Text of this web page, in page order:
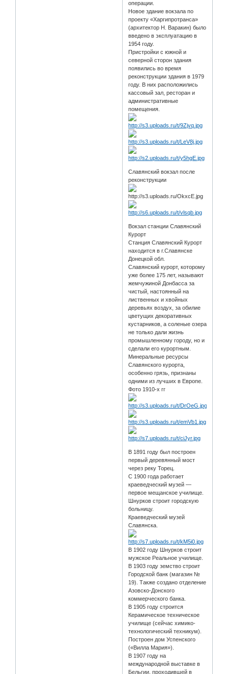
операции.
Новое здание вокзала по
проекту «Харгипротранса»
(архитектор Н. Варакин) было
введено в эксплуатацию в
1954 году.
Пристройки с южной и
северной сторон здания
появились во время
реконструкции здания в 1979
году. В них расположились
кассовый зал, ресторан и
административные
помещения.
Славянский вокзал после
реконструкции
Вокзал станции Славянский
Курорт
Станция Славянский Курорт
находится в г.Славянске
Донецкой обл.
Славянский курорт, которому
уже более 175 лет, называют
жемчужиной Донбасса за
чистый, настоянный на
лиственных и хвойных
деревьях воздух, за обилие
цветущих декоративных
кустарников, а соленые озера
не только дали жизнь
промышленному городу, но и
сделали его курортным.
Минеральные ресурсы
Славянского курорта,
особенно грязь, признаны
одними из лучших в Европе.
Фото 1910-х гг
В 1891 году был построен
первый деревянный мост
через реку Торец.
С 1900 года работает
краеведческий музей —
первое мещанское училище.
Шнурков строит городскую
больницу.
Краеведческий музей
Славянска.
В 1902 году Шнурков строит
мужское Реальное училище.
В 1903 году земство строит
Городской банк (магазин №
19). Также создано отделение
Азовско-Донского
коммерческого банка.
В 1905 году строится
Керамическое техническое
училище (сейчас химико-
технологический техникум).
Построен дом Успенского
(«Вилла Мария»).
В 1907 году на
международной выставке в
Бельгии, проходившей в